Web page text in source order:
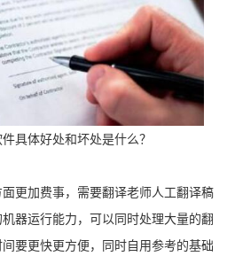
具体好处和坏处是什么？
更加费事，需要翻译老师人工翻译稿
器运行能力，可以同时处理大量的翻
要更快更方便，同时自用参考的基础